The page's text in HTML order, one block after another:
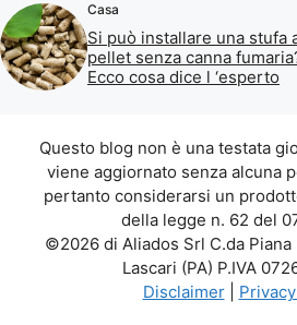
Casa
Si può installare una stufa
pellet senza canna
Ecco cosa dice l ‘esperto
Questo blog non è una testata
viene aggiornato senza alcuna
pertanto considerarsi un
della legge n. 62 del
©2026 di Aliados Srl C.da Piana
Lascari (PA) P.IVA
Disclaimer|